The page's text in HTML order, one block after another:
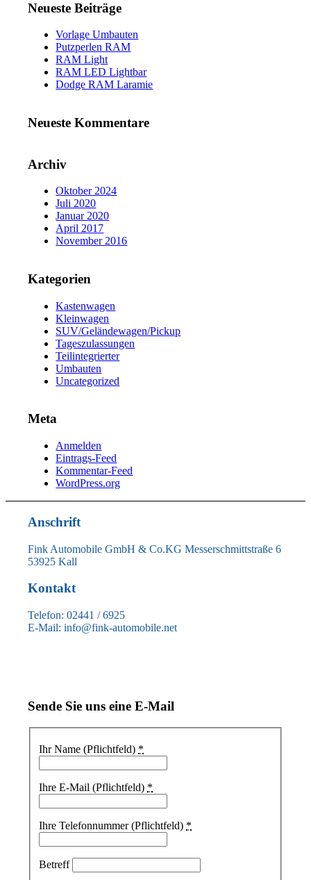
Neueste Beiträge
Vorlage Umbauten
Putzperlen RAM
RAM Light
RAM LED Lightbar
Dodge RAM Laramie
Neueste Kommentare
Archiv
Oktober 2024
Juli 2020
Januar 2020
April 2017
November 2016
Kategorien
Kastenwagen
Kleinwagen
SUV/Geländewagen/Pickup
Tageszulassungen
Teilintegrierter
Umbauten
Uncategorized
Meta
Anmelden
Eintrags-Feed
Kommentar-Feed
WordPress.org
Anschrift
Fink Automobile GmbH & Co.KG Messerschmittstraße 6
53925 Kall
Kontakt
Telefon: 02441 / 6925
E-Mail: info@fink-automobile.net
Sende Sie uns eine E-Mail
Ihr Name (Pflichtfeld) *
Ihre E-Mail (Pflichtfeld) *
Ihre Telefonnummer (Pflichtfeld) *
Betreff